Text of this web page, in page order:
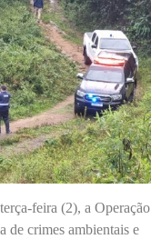
feira (2), a Operação
de crimes ambientais e